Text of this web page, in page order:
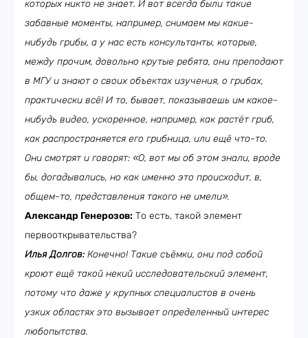
которых никто не знает. И вот всегда были такие
забавные моменты, например, снимаем мы какие-
нибудь грибы, а у нас есть консультанты, которые,
между прочим, довольно крутые ребята, они преподают
в МГУ и знают о своих объектах изучения, о грибах,
практически всё! И то, бывает, показываешь им какое-
нибудь видео, ускоренное, например, как растёт гриб,
как распространяется его грибница, или ещё что-то.
Они смотрят и говорят: «О, вот мы об этом знали, вроде
бы, догадывались, но как именно это происходит, в,
общем-то, представления такого не имели».
Александр Генерозов: То есть, такой элемент
первооткрывательства?
Илья Долгов:Конечно! Такие съёмки, они под собой
кроют ещё такой некий исследовательский элемент,
потому что даже у крупных специалистов в очень
узких областях это вызывает определенный интерес
любопытства.